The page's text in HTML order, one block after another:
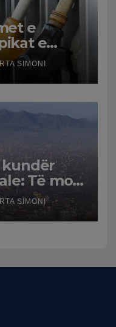
e
e
e
naftën
SIMONI
kundër
Të mos
e
SIMONI